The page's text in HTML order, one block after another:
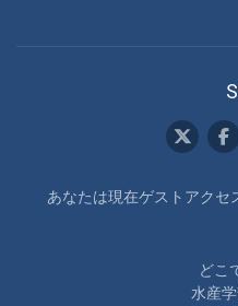
あなたは現在ゲストアクセ
どこ
水産